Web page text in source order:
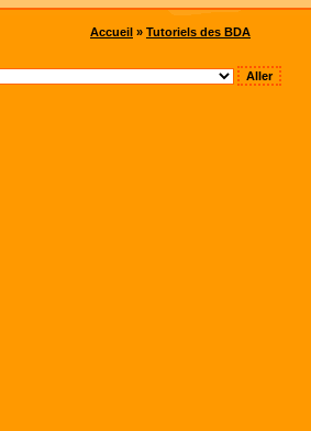
Accueil » Tutoriels des BDA